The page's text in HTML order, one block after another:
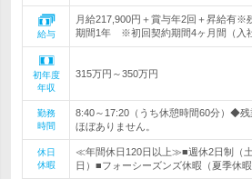
給与
月給217,900円＋賞与年2回＋昇給有
期間1年 ※初回契約期間4ヶ月間（入
初年度
年収
315万円～350万円
勤務
時間
8:40～17:20（うち休憩時間60分）◆
ほぼありません。
休日
休暇
≪年間休日120日以上≫■週休2日制（
日）■フォーシーズンズ休暇（夏季休